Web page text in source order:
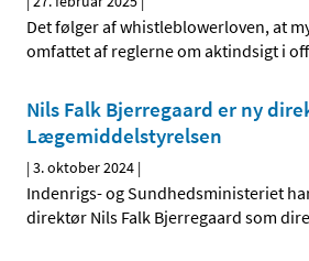
Det følger af whistleblowerloven, at
omfattet af reglerne om aktindsigt i
Nils Falk Bjerregaard er ny
Lægemiddelstyrelsen
|3. oktober 2024 |
Indenrigs- og Sundhedsministeriet
direktør Nils Falk Bjerregaard som